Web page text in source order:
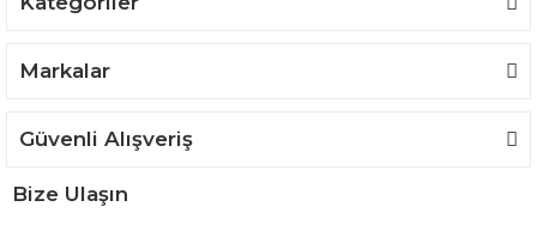
Markalar
Güvenli Alışveriş
Bize Ulaşın